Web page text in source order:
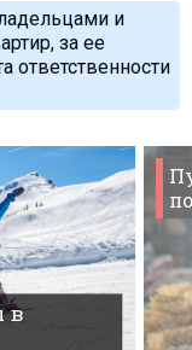
и
за ее
ответственности
в